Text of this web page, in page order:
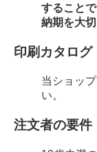
すること
納期を大
印刷カタログ
当ショッ
い。
注文者の要件